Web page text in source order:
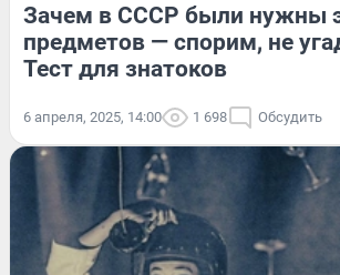
Зачем в СССР были нужны
предметов — спорим, не
Тест для знатоков
6 апреля, 2025, 14:00 1 698 Обсудить